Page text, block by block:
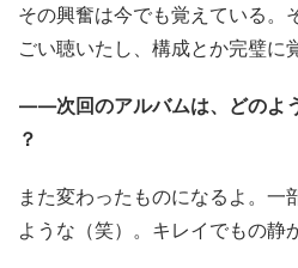
その興奮は今でも覚えている。
ごい聴いたし、構成とか完璧に
——次回のアルバムは、どのよ
？
また変わったものになるよ。一
ような（笑）。キレイでもの静